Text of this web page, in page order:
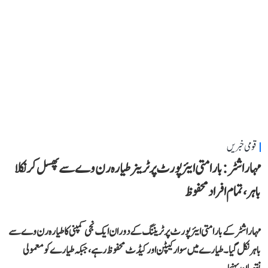
قومی خبریں
مہاراشٹر: بارامتی ایئرپورٹ پر ٹرینر طیارہ رن وے سے پھسل کر نکلا
باہر، تمام افراد محفوظ
مہاراشٹر کے بارامتی ایئرپورٹ پر ٹریننگ کے دوران ایک نجی کمپنی کا طیارہ رن وے سے
باہر نکل گیا۔ طیارے میں سوار کیپٹن اور کیڈٹ محفوظ رہے، جبکہ طیارے کو معمولی